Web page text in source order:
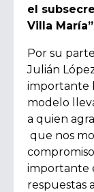
el
Villa
Por su
Julián
importante
modelo
a quien
que nos
importante
respuestas